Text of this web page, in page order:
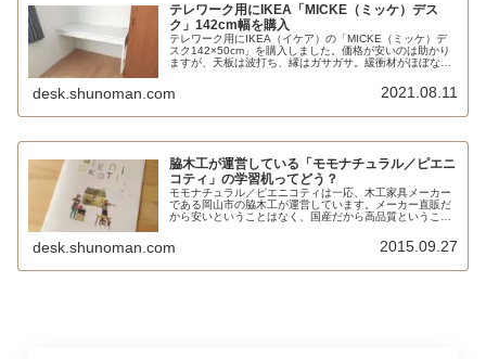
テレワーク用にIKEA「MICKE（ミッケ）デス
ク」142cm幅を購入
テレワーク用にIKEA（イケア）の「MICKE（ミッケ）デ
スク142×50cm」を購入しました。価格が安いのは助かり
ますが、天板は波打ち、縁はガサガサ。緩衝材がほぼない
立て時間は慣れていても1時間以上掛かります。大変で
す。
desk.shunoman.com 2021.08.11
脇木工が運営している「モモナチュラル／ピエニ
コティ」の学習机ってどう？
モモナチュラル／ピエニコティは一応、木工家具メーカー
である岡山市の脇木工が運営しています。メーカー直販だ
から安いということはなく、国産だから高品質ということ
desk.shunoman.com 2015.09.27